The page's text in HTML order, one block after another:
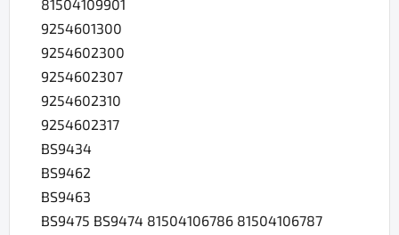
81504109901
9254601300
9254602300
9254602307
9254602310
9254602317
BS9434
BS9462
BS9463
BS9475 BS9474 81504106786 81504106787